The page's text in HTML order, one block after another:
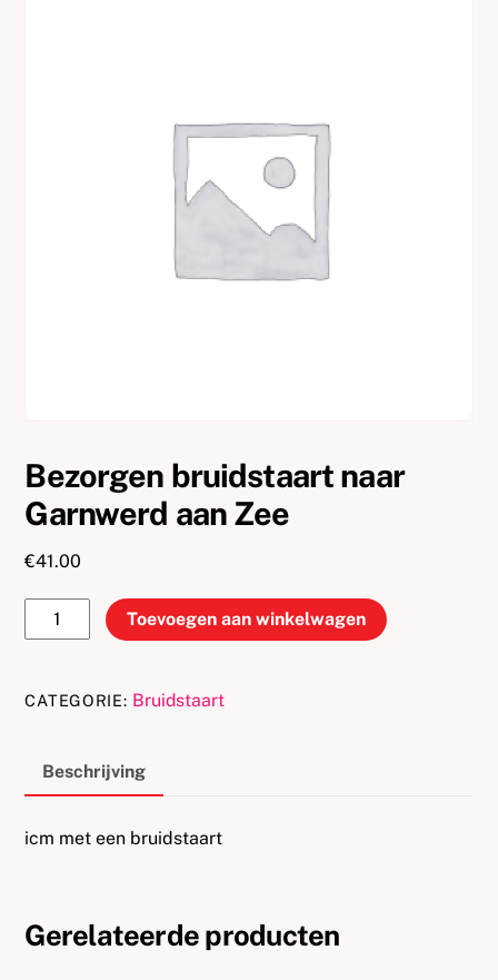
Bezorgen bruidstaart naar
Garnwerd aan Zee
€41.00
Bezorgen
bruidstaart
Garnwerd
aantal
Toevoegen aan winkelwagen
CATEGORIE: Bruidstaart
Beschrijving
icm met een bruidstaart
Gerelateerde producten